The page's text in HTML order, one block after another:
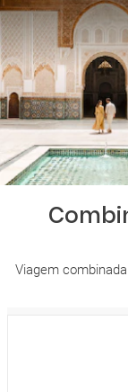
Viagem